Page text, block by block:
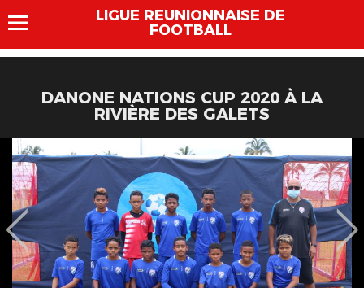
LIGUE REUNIONNAISE DE
FOOTBALL
DANONE NATIONS CUP 2020 À LA
RIVIÈRE DES GALETS